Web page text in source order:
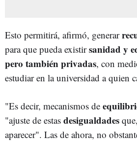
Esto permitirá, afirmó, generar
para que pueda existirsanidad y
pero también privadas, con
estudiar en la universidad a quien
"Es decir, mecanismos de
"ajuste de estas desigualdades
aparecer". Las de ahora, no